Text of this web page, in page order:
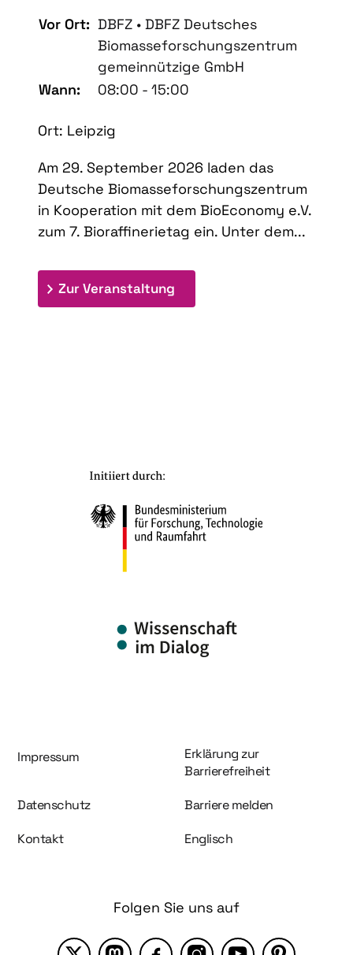
Vor Ort: DBFZ • DBFZ Deutsches
Biomasseforschungszentrum
gemeinnützige GmbH
Wann:
08:00 - 15:00
Ort: Leipzig
Am 29. September 2026 laden das
Deutsche Biomasseforschungszentrum
in Kooperation mit dem BioEconomy e.V.
zum 7. Bioraffinerietag ein. Unter dem...
Zur Veranstaltung
Information und Service
Impressum
Erklärung zur
Barrierefreiheit
Datenschutz Barriere melden
Kontakt Englisch
Folgen Sie uns auf